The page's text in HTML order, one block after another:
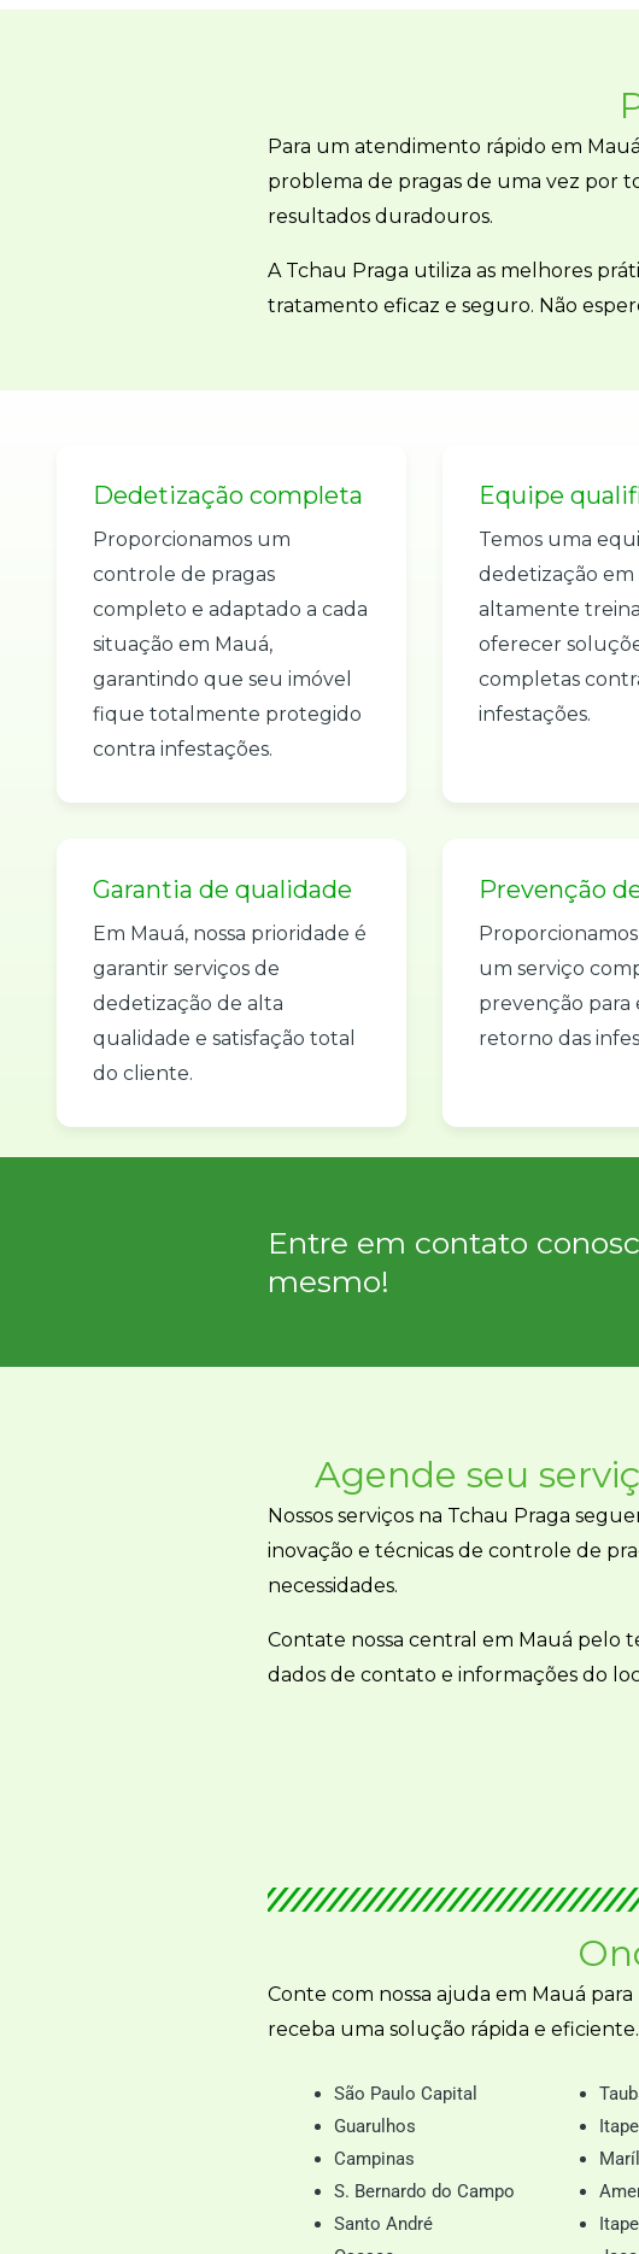
Para um atendimento rápido em
problema de pragas de uma vez por
resultados duradouros.
A Tchau Praga utiliza as melhores
tratamento eficaz e seguro. Não
Dedetização completa
Proporcionamos um
controle de pragas
completo e adaptado a cada
situação em Mauá,
garantindo que seu imóvel
fique totalmente protegido
contra infestações.
Equipe
Temos uma
dedetização em
altamente
oferecer
completas
infestações.
Garantia de qualidade
Em Mauá, nossa prioridade é
garantir serviços de
dedetização de alta
qualidade e satisfação total
do cliente.
Prevenção
um serviço
prevenção para
retorno das
Entre em contato
mesmo!
Agende seu
Nossos serviços na Tchau Praga
inovação e técnicas de controle de
necessidades.
Contate nossa central em Mauá pelo
dados de contato e informações do
Conte com nossa ajuda em Mauá
receba uma solução rápida e eficiente.
São Paulo Capital
Guarulhos
Campinas
S. Bernardo do Campo
Santo André